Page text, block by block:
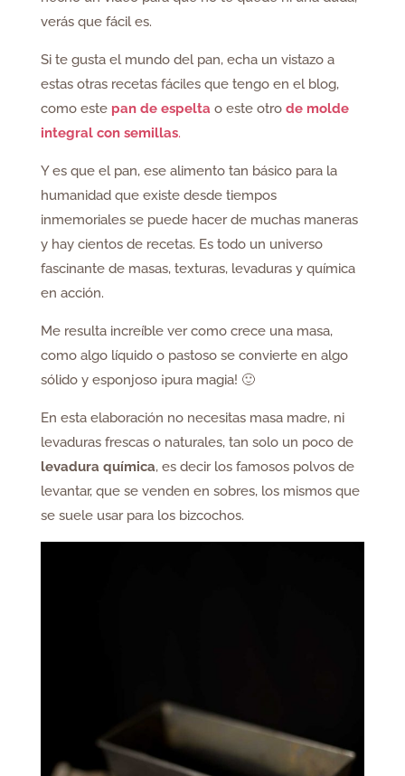
verás que fácil es.
Si te gusta el mundo del pan, echa un vistazo a
estas otras recetas fáciles que tengo en el blog,
como este pan de espelta o este otro de molde
integral con semillas.
Y es que el pan, ese alimento tan básico para la
humanidad que existe desde tiempos
inmemoriales se puede hacer de muchas maneras
y hay cientos de recetas. Es todo un universo
fascinante de masas, texturas, levaduras y química
en acción.
Me resulta increíble ver como crece una masa,
como algo líquido o pastoso se convierte en algo
sólido y esponjoso ¡pura magia! 🙂
En esta elaboración no necesitas masa madre, ni
levaduras frescas o naturales, tan solo un poco de
levadura química, es decir los famosos polvos de
levantar, que se venden en sobres, los mismos que
se suele usar para los bizcochos.